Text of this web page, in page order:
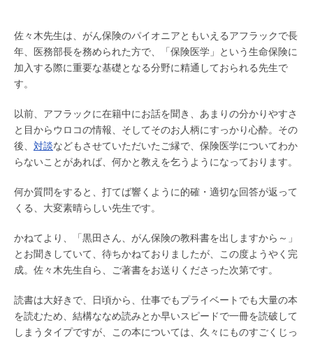
佐々木先生は、がん保険のパイオニアともいえるアフラックで長
年、医務部長を務められた方で、「保険医学」という生命保険に
加入する際に重要な基礎となる分野に精通しておられる先生で
す。
以前、アフラックに在籍中にお話を聞き、あまりの分かりやすさ
と目からウロコの情報、そしてそのお人柄にすっかり心酔。その
後、 対談などもさせていただいたご縁で、保険医学についてわか
らないことがあれば、何かと教えを乞うようになっております。
何か質問をすると、打てば響くように的確・適切な回答が返って
くる、大変素晴らしい先生です。
かねてより、「黒田さん、がん保険の教科書を出しますから～」
とお聞きしていて、待ちかねておりましたが、この度ようやく完
成。佐々木先生自ら、ご著書をお送りくださった次第です。
読書は大好きで、日頃から、仕事でもプライベートでも大量の本
を読むため、結構ななめ読みとか早いスピードで一冊を読破して
しまうタイプですが、この本については、久々にものすごくじっ